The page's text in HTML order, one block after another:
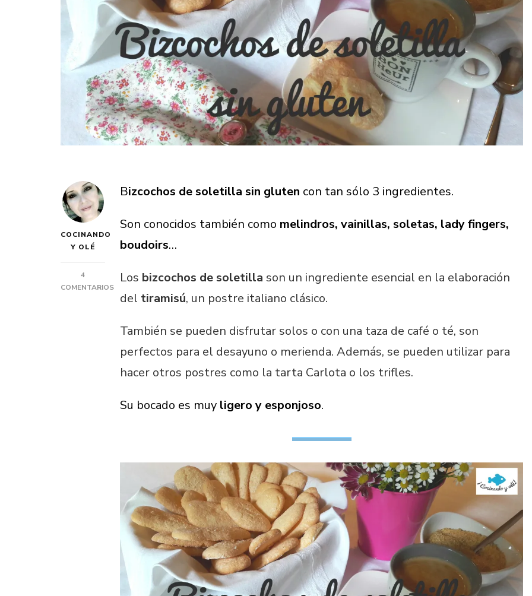
COCINANDO
Y OLÉ
4
COMENTARIOS
Bizcochos de soletilla sin gluten con tan sólo 3 ingredientes.
Son conocidos también como melindros, vainillas, soletas, lady fingers,
boudoirs…
Los bizcochos de soletilla son un ingrediente esencial en la elaboración
del tiramisú, un postre italiano clásico.
También se pueden disfrutar solos o con una taza de café o té, son
perfectos para el desayuno o merienda. Además, se pueden utilizar para
hacer otros postres como la tarta Carlota o los trifles.
Su bocado es muy ligero y esponjoso.